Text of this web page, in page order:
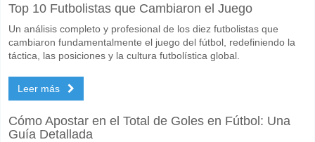
Top 10 Futbolistas que Cambiaron el Juego
Un análisis completo y profesional de los diez futbolistas que
cambiaron fundamentalmente el juego del fútbol, redefiniendo la
táctica, las posiciones y la cultura futbolística global.
Leer más
Cómo Apostar en el Total de Goles en Fútbol: Una
Guía Detallada